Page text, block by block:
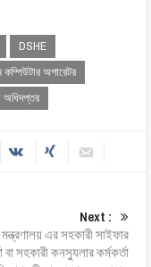
DSHE
অপারেটর
অধিদপ্তর
Next :
মন্ত্রণালয় এর সহকারী সাইফার
বা সহকারী কনস্যুলার কর্মকর্তা